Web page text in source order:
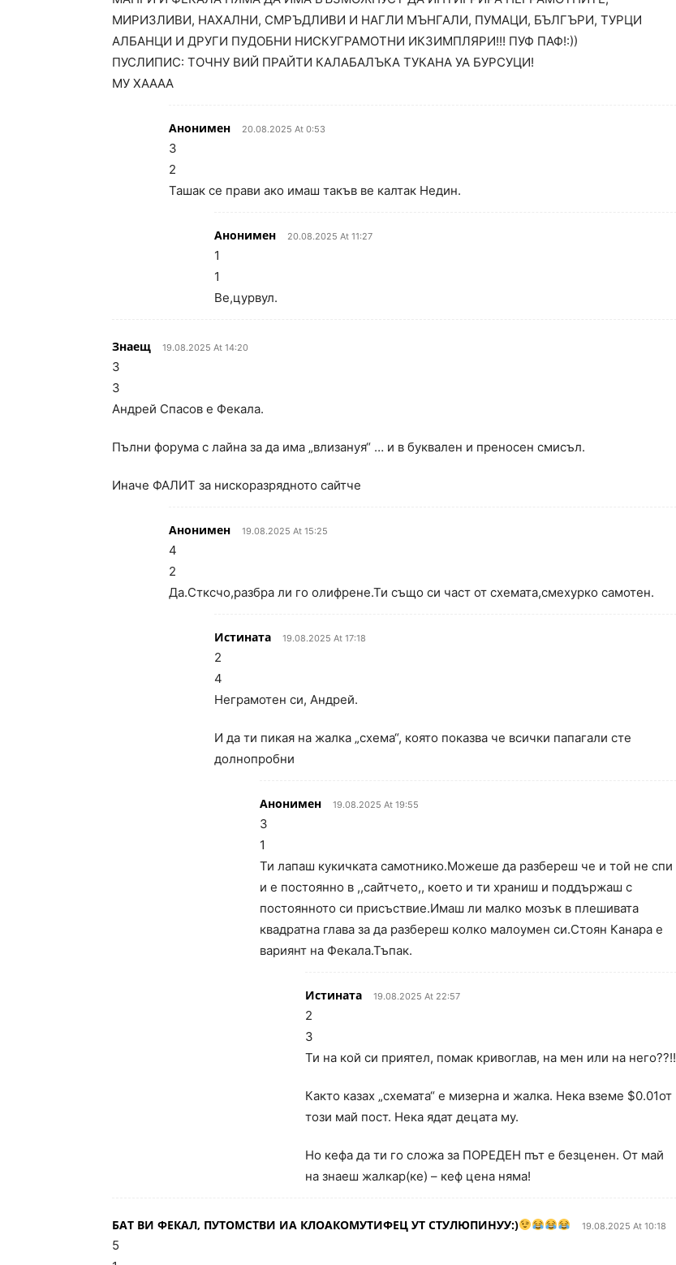
МИРИЗЛИВИ, НАХАЛНИ, СМРЪДЛИВИ И НАГЛИ МЪНГАЛИ, ПУМАЦИ, БЪЛГЪРИ, ТУРЦИ
АЛБАНЦИ И ДРУГИ ПУДОБНИ НИСКУГРАМОТНИ ИКЗИМПЛЯРИ!!! ПУФ ПАФ!:))
ПУСЛИПИС: ТОЧНУ ВИЙ ПРАЙТИ КАЛАБАЛЪКА ТУКАНА УА БУРСУЦИ!
МУ ХАААА
Анонимен 20.08.2025 At 0:53
3
2
Ташак се прави ако имаш такъв ве калтак Недин.
Анонимен 20.08.2025 At 11:27
1
1
Ве,цурвул.
Знаещ 19.08.2025 At 14:20
3
3
Андрей Спасов е Фекала.
Пълни форума с лайна за да има „влизануя“ … и в буквален и преносен смисъл.
Иначе ФАЛИТ за нискоразрядното сайтче
Анонимен 19.08.2025 At 15:25
4
2
Да.Стксчо,разбра ли го олифрене.Ти също си част от схемата,смехурко самотен.
Истината 19.08.2025 At 17:18
2
4
Неграмотен си, Андрей.
И да ти пикая на жалка „схема“, която показва че всички папагали сте
долнопробни
Анонимен 19.08.2025 At 19:55
3
1
Ти лапаш кукичката самотнико.Можеше да разбереш че и той не спи
и е постоянно в ,,сайтчето,, което и ти храниш и поддържаш с
постоянното си присъствие.Имаш ли малко мозък в плешивата
квадратна глава за да разбереш колко малоумен си.Стоян Канара е
вариянт на Фекала.Тъпак.
Истината 19.08.2025 At 22:57
2
3
Ти на кой си приятел, помак кривоглав, на мен или на него??!!
Както казах „схемата“ е мизерна и жалка. Нека вземе $0.01от
този май пост. Нека ядат децата му.
Но кефа да ти го сложа за ПОРЕДЕН път е безценен. От май
на знаеш жалкар(ке) – кеф цена няма!
БАТ ВИ ФЕКАЛ, ПУТОМСТВИ ИА КЛОАКОМУТИФЕЦ УТ СТУЛЮПИНУУ:) 19.08.2025 At 10:18
5